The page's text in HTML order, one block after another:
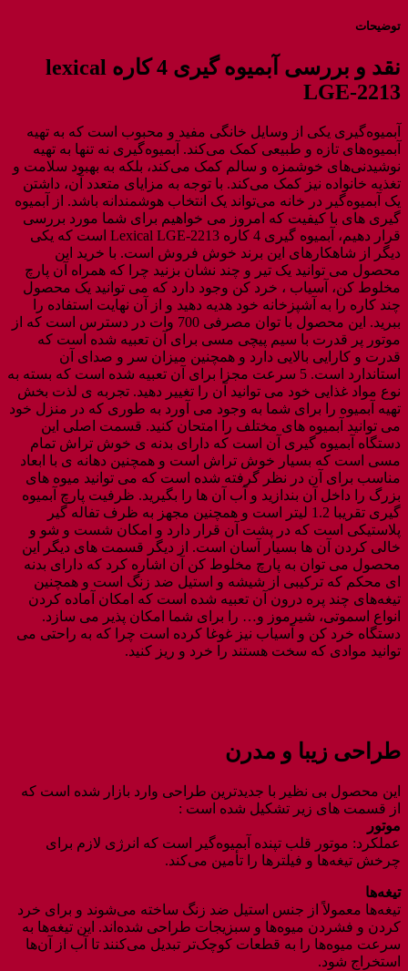
توضیحات
نقد و بررسی آبمیوه گیری 4 کاره lexical
LGE-2213
آبمیوه‌گیری یکی از وسایل خانگی مفید و محبوب است که به تهیه
آبمیوه‌های تازه و طبیعی کمک می‌کند. آبمیوه‌گیری نه تنها به تهیه
نوشیدنی‌های خوشمزه و سالم کمک می‌کند، بلکه به بهبود سلامت و
تغذیه خانواده نیز کمک می‌کند. با توجه به مزایای متعدد آن، داشتن
یک آبمیوه‌گیر در خانه می‌تواند یک انتخاب هوشمندانه باشد. از آبمیوه
گیری های با کیفیت که امروز می خواهیم برای شما مورد بررسی
قرار دهیم، آبمیوه گیری 4 کاره Lexical LGE-2213 است که یکی
دیگر از شاهکارهای این برند خوش فروش است. با خرید این
محصول می توانید یک تیر و چند نشان بزنید چرا که همراه آن پارچ
مخلوط کن، آسیاب ، خرد کن وجود دارد که می توانید یک محصول
چند کاره را به آشپزخانه خود هدیه دهید و از آن نهایت استفاده را
ببرید. این محصول با توان مصرفی 700 وات در دسترس است که از
موتور پر قدرت با سیم پیچی مسی برای آن تعبیه شده است که
قدرت و کارایی بالایی دارد و همچنین میزان سر و صدای آن
استاندارد است. 5 سرعت مجزا برای آن تعبیه شده است که بسته به
نوع مواد غذایی خود می توانید آن را تغییر دهید. تجربه ی لذت بخش
تهیه آبمیوه را برای شما به وجود می آورد به طوری که در منزل خود
می توانید آبمیوه های مختلف را امتحان کنید. قسمت اصلی این
دستگاه آبمیوه گیری آن است که دارای بدنه ی خوش تراش تمام
مسی است که بسیار خوش تراش است و همچنین دهانه ی با ابعاد
مناسب برای آن در نظر گرفته شده است که می توانید میوه های
بزرگ را داخل آن بندازید و آب آن ها را بگیرید‌. ظرفیت پارچ آبمیوه
گیری تقریبا 1.2 لیتر است و همچنین مجهز به ظرف تفاله گیر
پلاستیکی است که در پشت آن قرار دارد و امکان شست و شو و
خالی کردن آن ها بسیار آسان است. از دیگر قسمت های دیگر این
محصول می توان به پارچ مخلوط کن آن اشاره کرد که دارای بدنه
ای محکم که ترکیبی از شیشه و استیل ضد زنگ است و همچنین
تیغه‌های چند پره درون آن تعبیه شده است که امکان آماده کردن
انواع اسموتی، شیرموز و… را برای شما امکان پذیر می سازد.
دستگاه خرد کن و آسیاب نیز غوغا کرده است چرا که به راحتی می
توانید موادی که سخت هستند را خرد و ریز کنید.
طراحی زیبا و مدرن
این محصول بی نظیر با جدیدترین طراحی وارد بازار شده است که
از قسمت های زیر تشکیل شده است :
موتور
عملکرد: موتور قلب تپنده آبمیوه‌گیر است که انرژی لازم برای
چرخش تیغه‌ها و فیلترها را تأمین می‌کند.
تیغه‌ها
تیغه‌ها معمولاً از جنس استیل ضد زنگ ساخته می‌شوند و برای خرد
کردن و فشردن میوه‌ها و سبزیجات طراحی شده‌اند. این تیغه‌ها به
سرعت میوه‌ها را به قطعات کوچک‌تر تبدیل می‌کنند تا آب از آن‌ها
استخراج شود.